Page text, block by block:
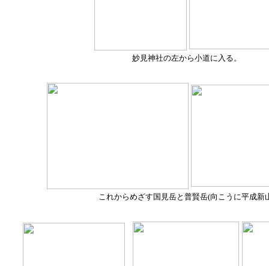
妙見神社の左から小道に入る。
これからめざす国見岳と普賢岳(向こうに平成新